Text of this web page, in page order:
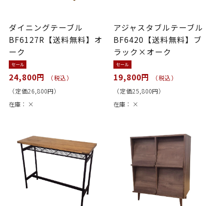
ダイニングテーブル
BF6127R【送料無料】オ
ーク
セール
24,800円
（税込）
（定価26,800円）
在庫： ×
アジャスタブルテーブル
BF6420【送料無料】ブ
ラック×オーク
セール
19,800円
（税込）
（定価25,800円）
在庫： ×